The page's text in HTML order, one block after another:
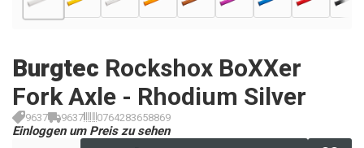
Burgtec Rockshox BoXXer
Fork Axle - Rhodium Silver
9637 9637 0764283658869
Einloggen um Preis zu sehen